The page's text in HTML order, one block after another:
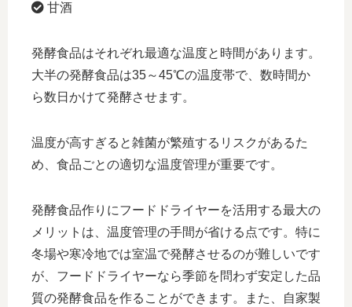
甘酒
発酵食品はそれぞれ最適な温度と時間があります。
大半の発酵食品は35～45℃の温度帯で、数時間か
ら数日かけて発酵させます。
温度が高すぎると雑菌が繁殖するリスクがあるた
め、食品ごとの適切な温度管理が重要です。
発酵食品作りにフードドライヤーを活用する最大の
メリットは、温度管理の手間が省ける点です。特に
冬場や寒冷地では室温で発酵させるのが難しいです
が、フードドライヤーなら季節を問わず安定した品
質の発酵食品を作ることができます。また、自家製